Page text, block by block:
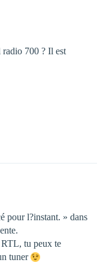
radio 700 ? Il est
pour l?instant. » dans
RTL, tu peux te
tuner